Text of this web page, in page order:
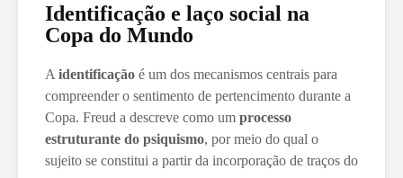
Identificação e laço social na
Copa do Mundo
A identificação é um dos mecanismos centrais para
compreender o sentimento de pertencimento durante a
Copa. Freud a descreve como um processo
estruturante do psiquismo, por meio do qual o
sujeito se constitui a partir da incorporação de traços do